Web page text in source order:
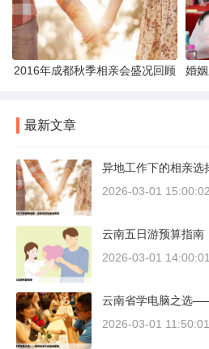
2016年成都秋季相亲会盛况回顾
最新文章
异地工作下的相亲选
2026-03-01 15:00:02
云南五日游预算指南
2026-03-01 14:00:01
云南省学电脑之选
2026-03-01 11:50:01